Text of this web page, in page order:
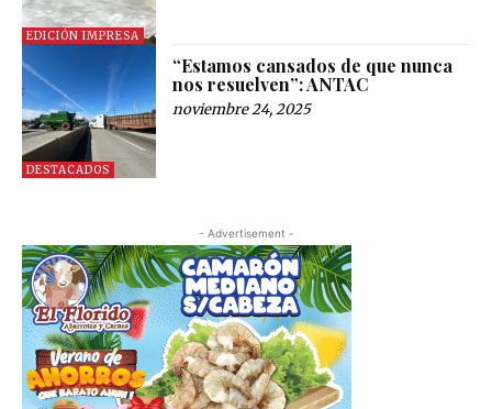
EDICIÓN IMPRESA
DESTACADOS
“Estamos cansados de que nunca
nos resuelven”: ANTAC
noviembre 24, 2025
- Advertisement -